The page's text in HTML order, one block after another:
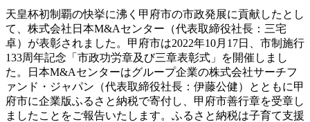
天皇杯初制覇の快挙に沸く甲府市の市政発展に貢献したとし
て、株式会社日本M&Aセンター（代表取締役社長：三宅
卓）が表彰されました。甲府市は2022年10月17日、市制施行
133周年記念「市政功労章及び三章表彰式」を開催しまし
た。日本M&Aセンターはグループ企業の株式会社サーチフ
ァンド・ジャパン（代表取締役社長：伊藤公健）とともに甲
府市に企業版ふるさと納税で寄付し、甲府市善行章を受章し
ましたことをご報告いたします。ふるさと納税は子育て支援